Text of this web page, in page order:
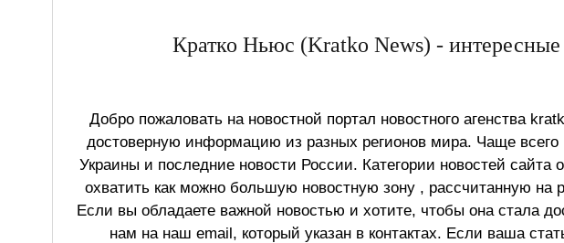
Кратко Ньюс (Kratko News) - интересные
Добро пожаловать на новостной портал новостного агенства
достоверную информацию из разных регионов мира. Чаще всего
Украины и последние новости России. Категории новостей
охватить как можно большую новостную зону , рассчитанную на
Если вы обладаете важной новостью и хотите, чтобы она стала
нам на наш email, который указан в контактах. Если ваша